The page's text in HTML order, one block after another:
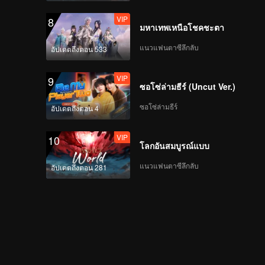
8
อัปเดตถึงตอน 533
VIP
มหาเทพเหนือโชคชะตา
แนวแฟนตาซีลึกลับ
9
อัปเดตถึงตอน 4
VIP
ซอโซ่ล่ามธีร์ (Uncut Ver.)
ซอโซ่ล่ามธีร์
10
อัปเดตถึงตอน 281
VIP
โลกอันสมบูรณ์แบบ
แนวแฟนตาซีลึกลับ